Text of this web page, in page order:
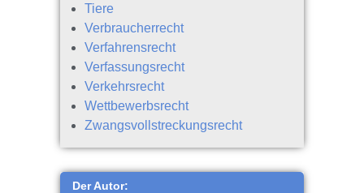
Tiere
Verbraucherrecht
Verfahrensrecht
Verfassungsrecht
Verkehrsrecht
Wettbewerbsrecht
Zwangsvollstreckungsrecht
Der Autor: